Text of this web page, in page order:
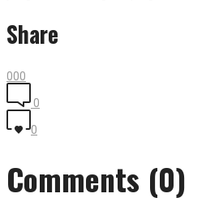
Share
000
0
0
Comments (0)